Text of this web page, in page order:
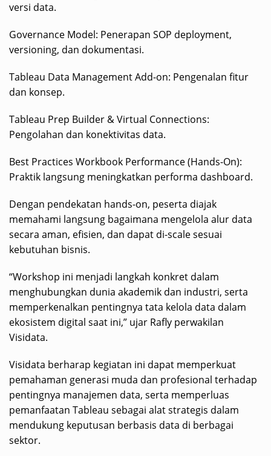
versi data.
Governance Model: Penerapan SOP deployment,
versioning, dan dokumentasi.
Tableau Data Management Add-on: Pengenalan fitur
dan konsep.
Tableau Prep Builder & Virtual Connections:
Pengolahan dan konektivitas data.
Best Practices Workbook Performance (Hands-On):
Praktik langsung meningkatkan performa dashboard.
Dengan pendekatan hands-on, peserta diajak
memahami langsung bagaimana mengelola alur data
secara aman, efisien, dan dapat di-scale sesuai
kebutuhan bisnis.
“Workshop ini menjadi langkah konkret dalam
menghubungkan dunia akademik dan industri, serta
memperkenalkan pentingnya tata kelola data dalam
ekosistem digital saat ini,” ujar Rafly perwakilan
Visidata.
Visidata berharap kegiatan ini dapat memperkuat
pemahaman generasi muda dan profesional terhadap
pentingnya manajemen data, serta memperluas
pemanfaatan Tableau sebagai alat strategis dalam
mendukung keputusan berbasis data di berbagai
sektor.